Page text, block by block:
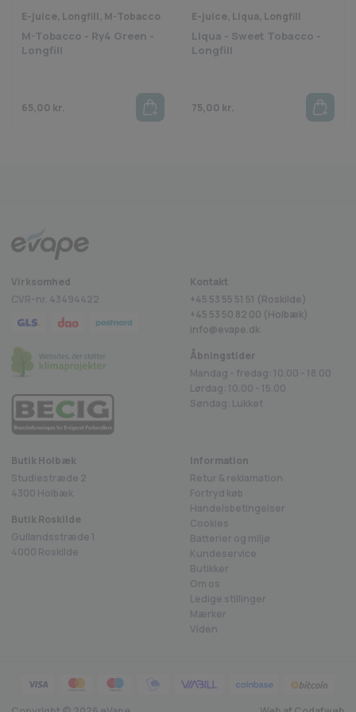
E-juice, Longfill, M-Tobacco
M-Tobacco - Ry4 Green -
Longfill
65,00 kr.
E-juice, Liqua, Longfill
Liqua - Sweet Tobacco -
Longfill
75,00 kr.
Virksomhed
CVR-nr. 43494422
Kontakt
+45 53 55 51 51 (Roskilde)
+45 53 50 82 00 (Holbæk)
info@evape.dk
Åbningstider
Mandag - fredag: 10.00 - 18.00
Lørdag: 10.00 - 15.00
Søndag: Lukket
Butik Holbæk
Studiestræde 2
4300 Holbæk
Butik Roskilde
Gullandsstræde 1
4000 Roskilde
Information
Retur & reklamation
Fortryd køb
Handelsbetingelser
Cookies
Batterier og miljø
Kundeservice
Butikker
Om os
Ledige stillinger
Mærker
Viden